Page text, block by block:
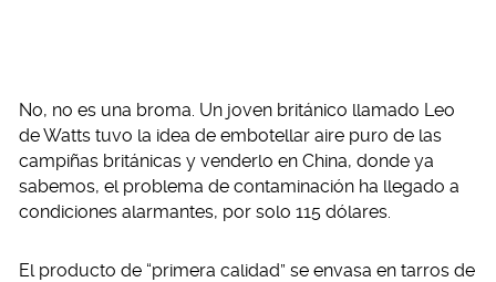
No, no es una broma. Un joven británico llamado Leo
de Watts tuvo la idea de embotellar aire puro de las
campiñas británicas y venderlo en China, donde ya
sabemos, el problema de contaminación ha llegado a
condiciones alarmantes, por solo 115 dólares.
El producto de “primera calidad” se envasa en tarros de